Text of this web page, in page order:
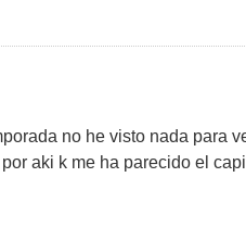
no he visto nada para
aki k me ha parecido el